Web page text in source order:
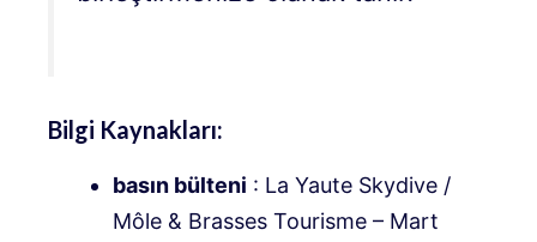
Bilgi Kaynakları:
basın bülteni : La Yaute Skydive /
Môle & Brasses Tourisme – Mart